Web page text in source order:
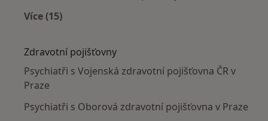
Více (15)
Zdravotní pojišťovny
Psychiatři s Vojenská zdravotní pojišťovna ČR v
Praze
Psychiatři s Oborová zdravotní pojišťovna v Praze